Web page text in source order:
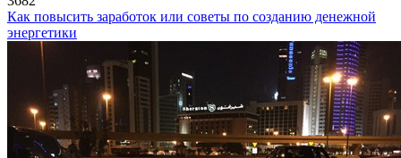
Как повысить заработок или советы по созданию денежной
энергетики